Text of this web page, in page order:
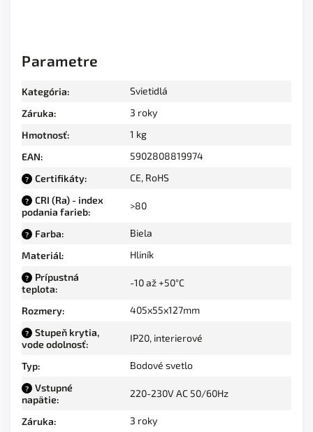
Parametre
Kategória:
Svietidlá
Záruka:
3 roky
Hmotnosť:
1 kg
EAN: 5902808819974
? Certifikáty: CE, RoHS
?
CRI (Ra) - index
podania farieb:
>80
? Farba:
Biela
Materiál: Hliník
?
Prípustná
teplota:
-10 až +50°C
Rozmery: 405x55x127mm
?
Stupeň krytia,
vode odolnosť:
IP20, interierové
Typ: Bodové svetlo
?
Vstupné
napätie:
220-230V AC 50/60Hz
Záruka: 3 roky